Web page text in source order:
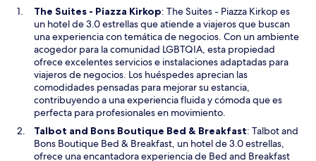
The Suites - Piazza KirkopS
e
a
b
r
i
r
á
e
u
n
: The Suites - Piazza Kirkop es
un hotel de 3.0 estrellas que atiende a viajeros que buscan
una experiencia con temática de negocios. Con un ambiente
acogedor para la comunidad LGBTQIA, esta propiedad
ofrece excelentes servicios e instalaciones adaptadas para
viajeros de negocios. Los huéspedes aprecian las
comodidades pensadas para mejorar su estancia,
contribuyendo a una experiencia fluida y cómoda que es
perfecta para profesionales en movimiento.
Talbot and Bons Boutique Bed & BreakfastS
e
a
: Talbot and
Bons Boutique Bed & Breakfast, un hotel de 3.0 estrellas,
ofrece una encantadora experiencia de Bed and Breakfast